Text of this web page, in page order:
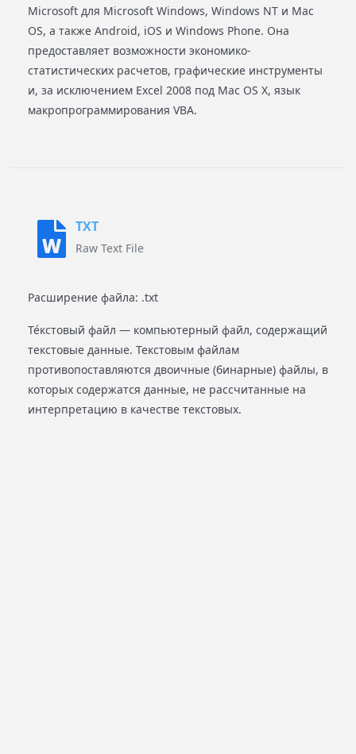
Microsoft для Microsoft Windows, Windows NT и Mac
OS, а также Android, iOS и Windows Phone. Она
предоставляет возможности экономико-
статистических расчетов, графические инструменты
и, за исключением Excel 2008 под Mac OS X, язык
макропрограммирования VBA.
TXT
Raw Text File
Расширение файла: .txt
Те́кстовый файл — компьютерный файл, содержащий
текстовые данные. Текстовым файлам
противопоставляются двоичные (бинарные) файлы, в
которых содержатся данные, не рассчитанные на
интерпретацию в качестве текстовых.